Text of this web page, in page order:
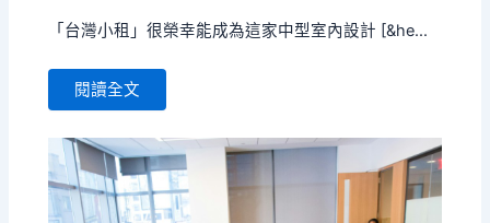
「台灣小租」很榮幸能成為這家中型室內設計 [&he...
閱讀全文